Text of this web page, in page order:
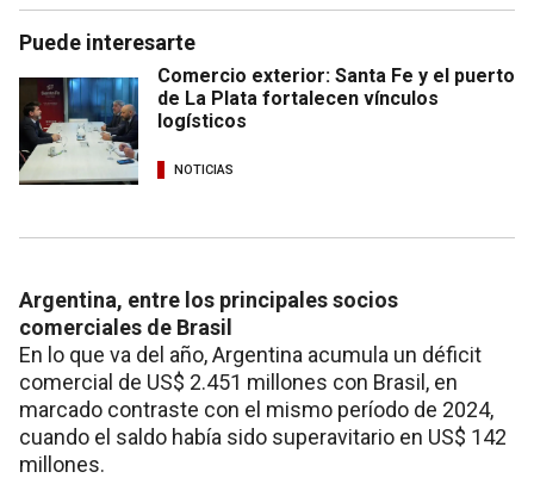
Puede interesarte
Comercio exterior: Santa Fe y el puerto
de La Plata fortalecen vínculos
logísticos
NOTICIAS
Argentina, entre los principales socios
comerciales de Brasil
En lo que va del año, Argentina acumula un déficit
comercial de US$ 2.451 millones con Brasil, en
marcado contraste con el mismo período de 2024,
cuando el saldo había sido superavitario en US$ 142
millones.